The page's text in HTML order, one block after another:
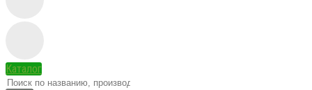
Каталог